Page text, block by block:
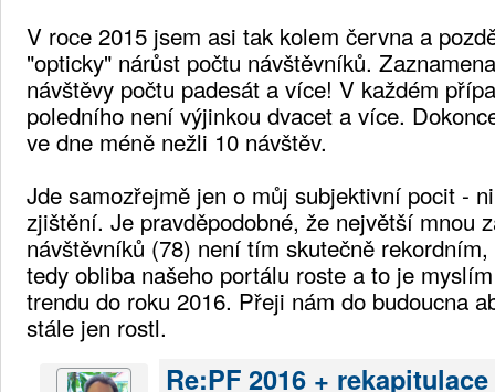
V roce 2015 jsem asi tak kolem června a
"opticky" nárůst počtu návštěvníků.
návštěvy počtu padesát a více! V každém
poledního není výjinkou dvacet a více.
ve dne méně nežli 10 návštěv.
Jde samozřejmě jen o můj subjektivní pocit -
zjištění. Je pravděpodobné, že největší mnou
návštěvníků (78) není tím skutečně
tedy obliba našeho portálu roste a to je
trendu do roku 2016. Přeji nám do budoucna
stále jen rostl.
Re:PF 2016 +